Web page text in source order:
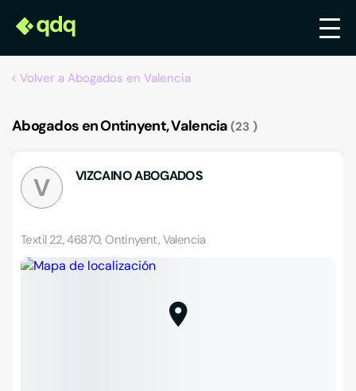
Volver a Abogados en Valencia
Abogados en Ontinyent, Valencia 23
V VIZCAINO ABOGADOS
Textil 22, 46870, Ontinyent, Valencia